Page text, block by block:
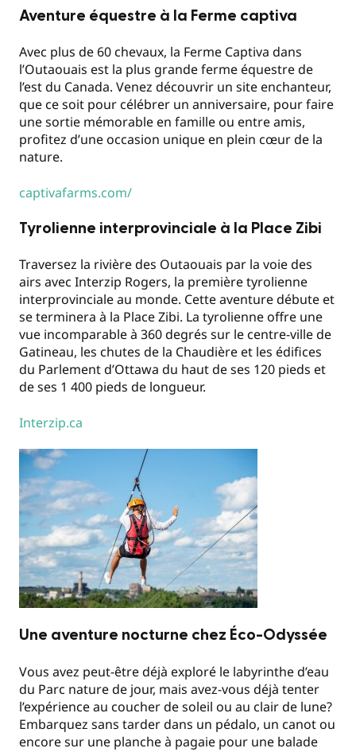
Aventure équestre à la Ferme captiva
Avec plus de 60 chevaux, la Ferme Captiva dans
l’Outaouais est la plus grande ferme équestre de
l’est du Canada. Venez découvrir un site enchanteur,
que ce soit pour célébrer un anniversaire, pour faire
une sortie mémorable en famille ou entre amis,
profitez d’une occasion unique en plein cœur de la
nature.
captivafarms.com/
Tyrolienne interprovinciale à la Place Zibi
Traversez la rivière des Outaouais par la voie des
airs avec Interzip Rogers, la première tyrolienne
interprovinciale au monde. Cette aventure débute et
se terminera à la Place Zibi. La tyrolienne offre une
vue incomparable à 360 degrés sur le centre-ville de
Gatineau, les chutes de la Chaudière et les édifices
du Parlement d’Ottawa du haut de ses 120 pieds et
de ses 1 400 pieds de longueur.
Interzip.ca
Une aventure nocturne chez Éco-Odyssée
Vous avez peut-être déjà exploré le labyrinthe d’eau
du Parc nature de jour, mais avez-vous déjà tenter
l’expérience au coucher de soleil ou au clair de lune?
Embarquez sans tarder dans un pédalo, un canot ou
encore sur une planche à pagaie pour une balade